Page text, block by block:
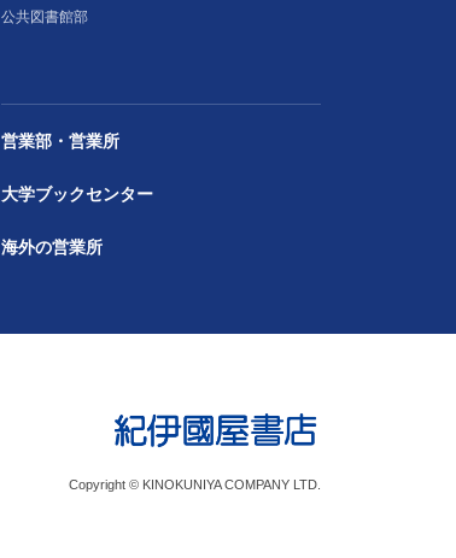
公共図書館部
営業部・営業所
大学ブックセンター
海外の営業所
Copyright © KINOKUNIYA COMPANY LTD.